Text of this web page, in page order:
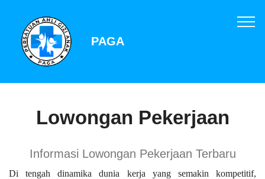
PAGA
Lowongan Pekerjaan
Informasi Lowongan Pekerjaan Terbaru
Di tengah dinamika dunia kerja yang semakin kompetitif,